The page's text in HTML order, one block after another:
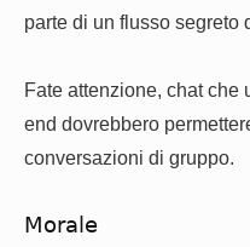
parte di un flusso segreto
Fate attenzione, chat che
end dovrebbero
conversazioni di gruppo.
Morale